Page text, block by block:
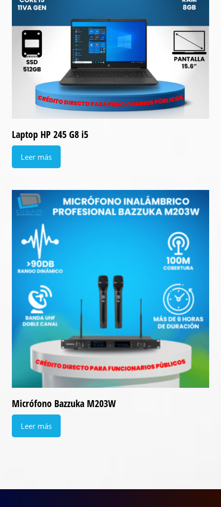
Laptop HP 245 G8 i5
Leer más
Micrófono Bazzuka M203W
Leer más